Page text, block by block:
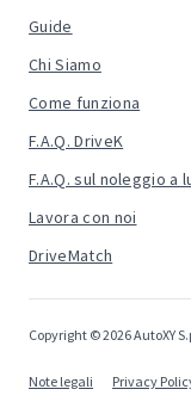
Guide
Chi Siamo
Come funziona
F.A.Q. DriveK
F.A.Q. sul noleggio a
Lavora con noi
DriveMatch
Copyright © 2026 AutoXY
Note legali Privacy